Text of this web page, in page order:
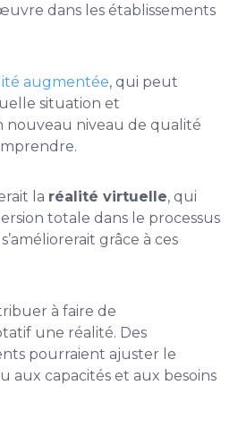
dans les établissements
augmentée, qui peut
situation et
nouveau niveau de qualité
la réalité virtuelle, qui
totale dans le processus
grâce à ces
à faire de
une réalité. Des
pourraient ajuster le
aux capacités et aux besoins